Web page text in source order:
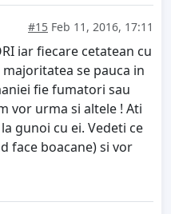
#15 Feb 11, 2016, 17:11
iar fiecare cetatean cu
se pauca in
fie fumatori sau
vor urma si altele ! Ati
gunoi cu ei. Vedeti ce
face boacane) si vor